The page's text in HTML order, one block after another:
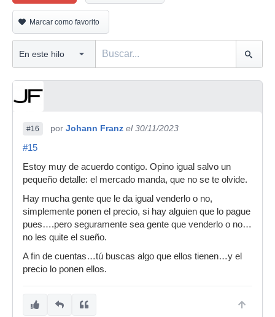
Marcar como favorito
#16 por Johann Franz el 30/11/2023
#15
Estoy muy de acuerdo contigo. Opino igual salvo un
pequeño detalle: el mercado manda, que no se te olvide.
Hay mucha gente que le da igual venderlo o no,
simplemente ponen el precio, si hay alguien que lo pague
pues….pero seguramente sea gente que venderlo o no…
no les quite el sueño.
A fin de cuentas…tú buscas algo que ellos tienen…y el
precio lo ponen ellos.